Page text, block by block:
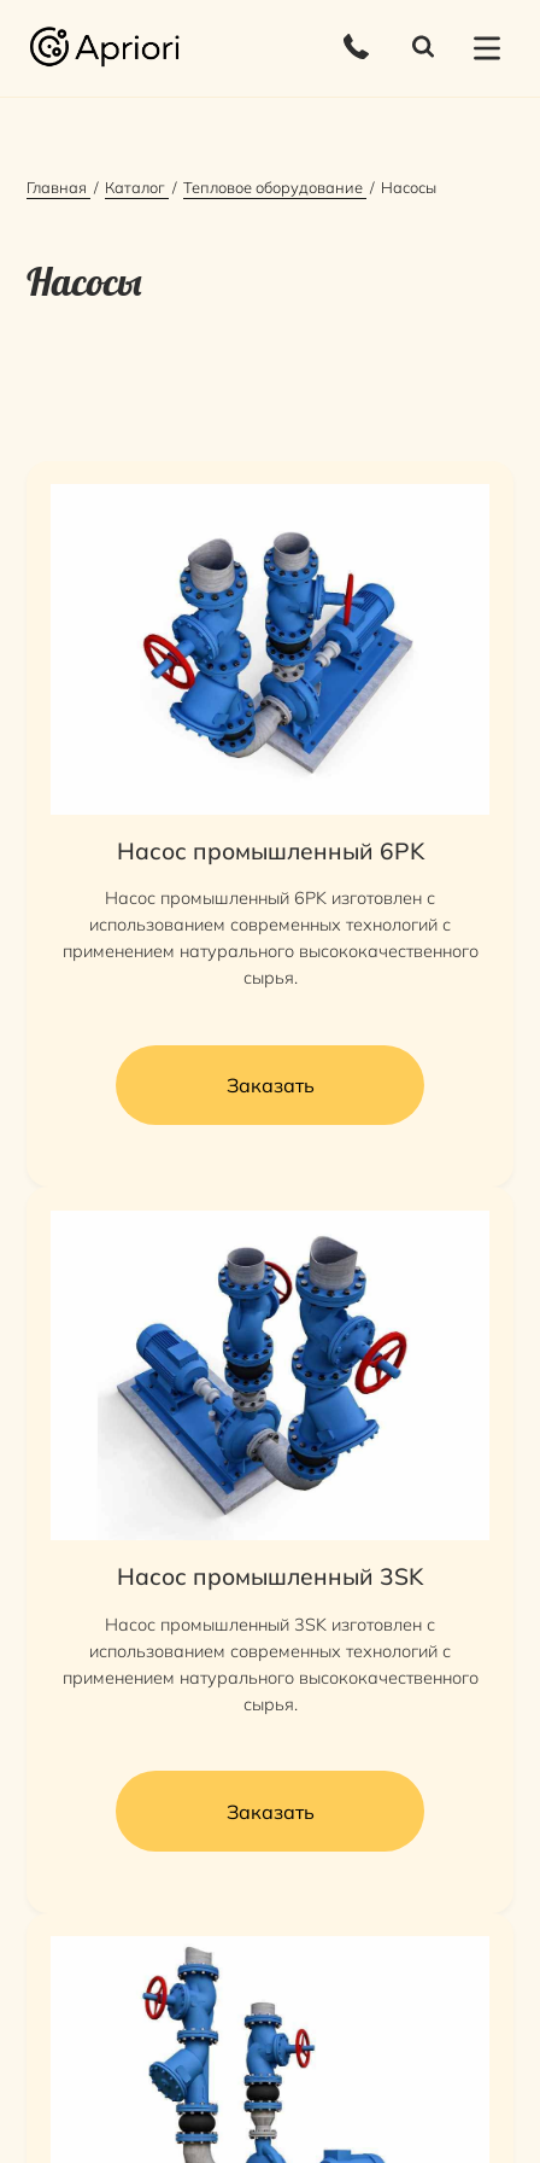
Главная Каталог Тепловое оборудование Насосы
Насосы
Насос промышленный 6PK
Насос промышленный 6PK изготовлен с
использованием современных технологий с
применением натурального высококачественного
сырья.
Заказать
Насос промышленный 3SK
Насос промышленный 3SK изготовлен с
использованием современных технологий с
применением натурального высококачественного
сырья.
Заказать